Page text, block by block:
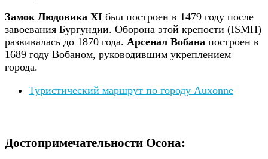
Замок Людовика XI был построен в 1479 году после
завоевания Бургундии. Оборона этой крепости (ISMH)
развивалась до 1870 года. Арсенал Вобана построен в
1689 году Вобаном, руководившим укреплением
города.
Туристический маршрут по городу Auxonne
Достопримечательности Осона: